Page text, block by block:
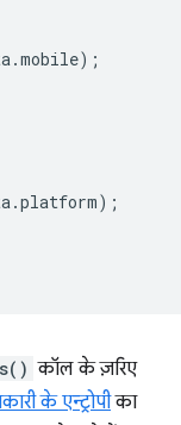
.mobile);
.platform);
कॉल के ज़रिए
के एन्ट्रोपीका